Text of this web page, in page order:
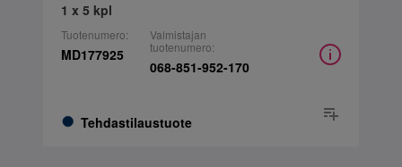
1 x 5 kpl
Tuotenumero:
MD177925
Tehdastilaustuote
Valmistajan
tuotenumero:
068-851-952-170